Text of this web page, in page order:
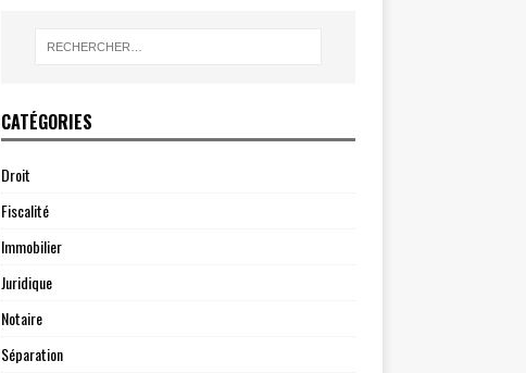
CATÉGORIES
Droit
Fiscalité
Immobilier
Juridique
Notaire
Séparation